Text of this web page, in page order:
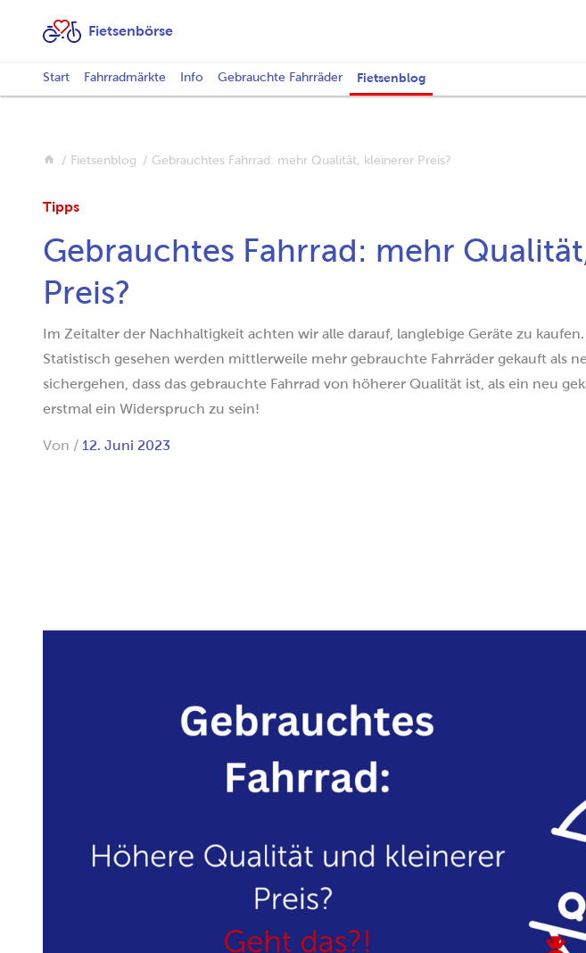
Fietsenbörse
Start Fahrradmärkte Info Gebrauchte Fahrräder Fietsenblog
Fietsenblog Gebrauchtes Fahrrad: mehr Qualität, kleinerer Preis?
Tipps
Gebrauchtes Fahrrad: mehr
Preis?
Im Zeitalter der Nachhaltigkeit achten wir alle darauf, langlebige Geräte zu
Statistisch gesehen werden mittlerweile mehr gebrauchte Fahrräder gekauft als
sichergehen, dass das gebrauchte Fahrrad von höherer Qualität ist, als ein neu
erstmal ein Widerspruch zu sein!
Von / 12. Juni 2023